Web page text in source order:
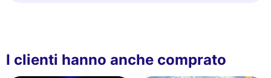
I clienti hanno anche comprato